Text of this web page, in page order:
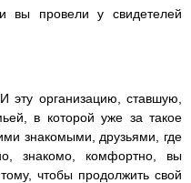
вы провели у свидетелей
эту организацию, ставшую,
в которой уже за такое
знакомыми, друзьями, где
знакомо, комфортно, вы
чтобы продолжить свой